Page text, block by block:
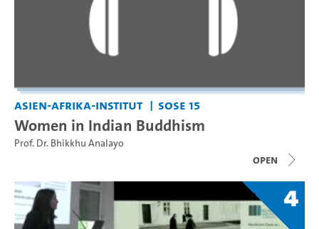
Asien-Afrika-Institut SoSe 15
Women in Indian Buddhism
Prof. Dr. Bhikkhu Analayo
open
4